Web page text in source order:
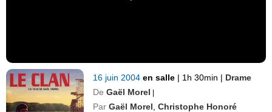
16 juin 2004en salle | 1h 30min | Drame
De Gaël Morel |
Par Gaël Morel ,Christophe Honoré